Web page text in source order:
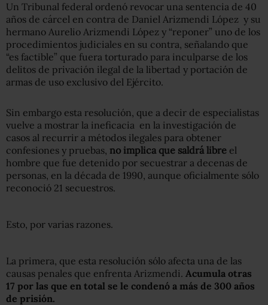
Un Tribunal federal ordenó revocar una sentencia de 40
años de cárcel en contra de Daniel Arizmendi López y su
hermano Aurelio Arizmendi López y “reponer” uno de los
procedimientos judiciales en su contra, señalando que
“es factible” que fuera torturado para inculparse de los
delitos de privación ilegal de la libertad y portación de
armas de uso exclusivo del Ejército.
Sin embargo esta resolución, que a decir de especialistas
vuelve a mostrar la ineficacia en la investigación de
casos al recurrir a métodos ilegales para obtener
confesiones y pruebas, no implica que saldrá libre el
hombre que fue detenido por secuestrar a decenas de
personas, en la década de 1990, aunque oficialmente sólo
reconoció 21 secuestros.
Esto, por varias razones.
La primera, que esta resolución sólo afecta una de las
causas penales que enfrenta Arizmendi. Acumula otras
17 por las que en total se le condenó a más de 300 años
de prisión.